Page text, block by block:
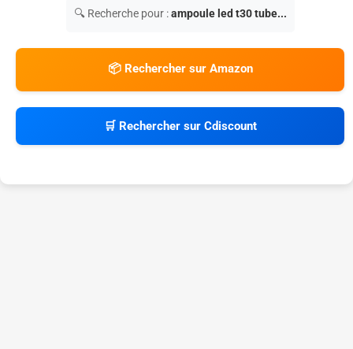
🔍 Recherche pour :ampoule led t30 tube...
📦 Rechercher sur Amazon
🛒 Rechercher sur Cdiscount